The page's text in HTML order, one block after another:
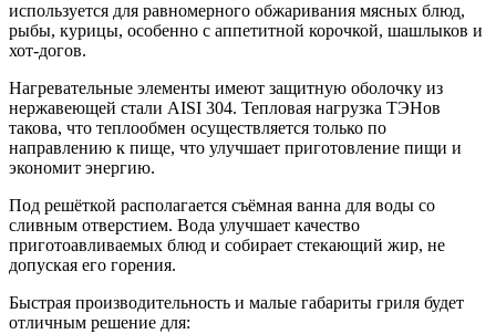
используется для равномерного обжаривания мясных блюд,
рыбы, курицы, особенно с аппетитной корочкой, шашлыков и
хот-догов.
Нагревательные элементы имеют защитную оболочку из
нержавеющей стали AISI 304. Тепловая нагрузка ТЭНов
такова, что теплообмен осуществляется только по
направлению к пище, что улучшает приготовление пищи и
экономит энергию.
Под решёткой располагается съёмная ванна для воды со
сливным отверстием. Вода улучшает качество
приготоавливаемых блюд и собирает стекающий жир, не
допуская его горения.
Быстрая производительность и малые габариты гриля будет
отличным решение для: